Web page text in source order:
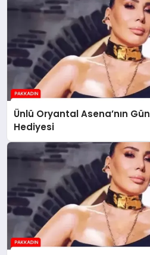
Ünlü Oryantal Asena’nın
Hediyesi